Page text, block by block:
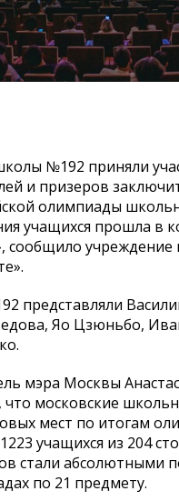
№192 приняли
и призеров
олимпиады
учащихся прошла в
сообщило учреждение
представляли
Яо Цзюньбо,
мэра Москвы
московские
мест по итогам
учащихся из 204
стали абсолютными
по 21 предмету.